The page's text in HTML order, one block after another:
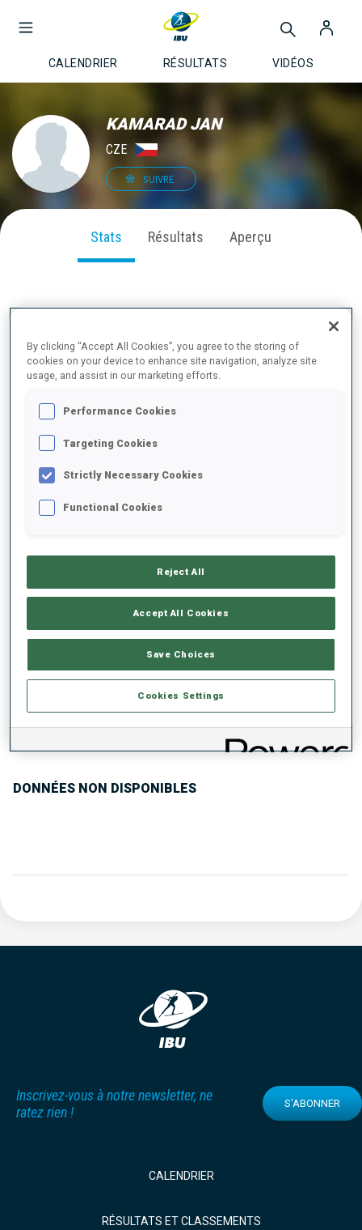
CALENDRIER RÉSULTATS VIDÉOS
KAMARAD JAN
CZE
SUIVRE
Stats Résultats Aperçu
2025/2026
MOYENNE DE PERFORMANCE
TIR COUCHÉ
Données non disponibles
Données non disponibles
TENDANCE DES PERFORMANCES
DONNÉES NON DISPONIBLES
Inscrivez-vous à notre newsletter, ne
ratez rien !
S'ABONNER
CALENDRIER
RÉSULTATS ET CLASSEMENTS
By clicking “Accept All Cookies”, you agree to the storing of
cookies on your device to enhance site navigation, analyze site
usage, and assist in our marketing efforts.
Performance Cookies
Targeting Cookies
Strictly Necessary Cookies
Functional Cookies
Reject All
Accept All Cookies
Save Choices
Cookies Settings